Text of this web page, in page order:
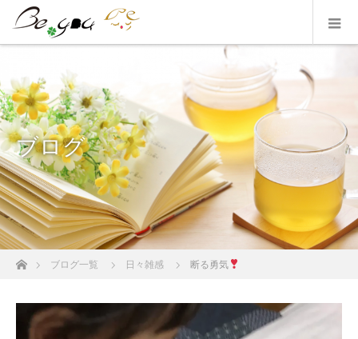
ブログ
ホームブログ一覧 日々雑感 断る勇気